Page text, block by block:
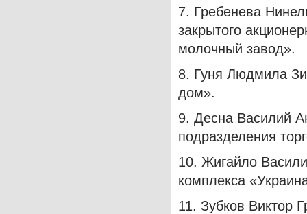
7. Гребенева
закрытого
молочный завод».
8. Гуня Людмила
дом».
9. Десна Василий
подразделения
10. Жигайло
комплекса
11. Зубков Виктор